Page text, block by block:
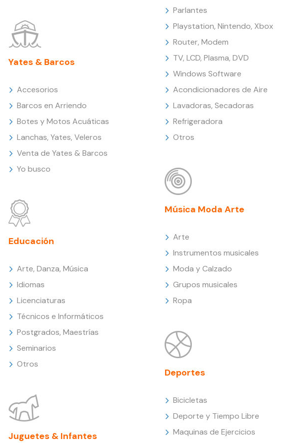
Yates & Barcos
Accesorios
Barcos en Arriendo
Botes y Motos Acuáticas
Lanchas, Yates, Veleros
Venta de Yates & Barcos
Yo busco
Educación
Arte, Danza, Música
Idiomas
Licenciaturas
Técnicos e Informáticos
Postgrados, Maestrías
Seminarios
Otros
Juguetes & Infantes
Parlantes
Playstation, Nintendo, Xbox
Router, Modem
TV, LCD, Plasma, DVD
Windows Software
Acondicionadores de Aire
Lavadoras, Secadoras
Refrigeradora
Otros
Música Moda Arte
Arte
Instrumentos musicales
Moda y Calzado
Grupos musicales
Ropa
Deportes
Bicicletas
Deporte y Tiempo Libre
Maquinas de Ejercicios